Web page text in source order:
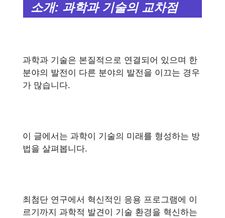
소개: 과학과 기술의 교차점
과학과 기술은 본질적으로 연결되어 있으며 한
분야의 발전이 다른 분야의 발전을 이끄는 경우
가 많습니다.
이 글에서는 과학이 기술의 미래를 형성하는 방
법을 살펴봅니다.
최첨단 연구에서 혁신적인 응용 프로그램에 이
르기까지 과학적 발견이 기술 환경을 혁신하는